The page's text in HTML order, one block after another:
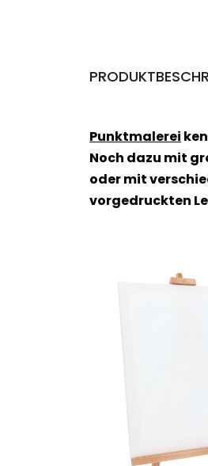
Punktmalerei
Noch dazu mit
oder mit
vorgedruckten